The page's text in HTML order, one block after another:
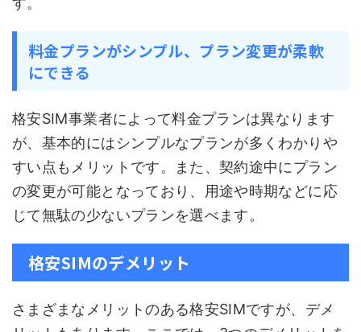
料金プランがシンプル、プラン変更が柔軟
にできる
格安SIM事業者によって料金プランは異なります
が、基本的にはシンプルなプランが多くわかりや
すい点もメリットです。また、契約途中にプラン
の変更が可能となっており、用途や時期などに応
じて無駄の少ないプランを選べます。
格安SIMのデメリット
さまざまなメリットのある格安SIMですが、デメ